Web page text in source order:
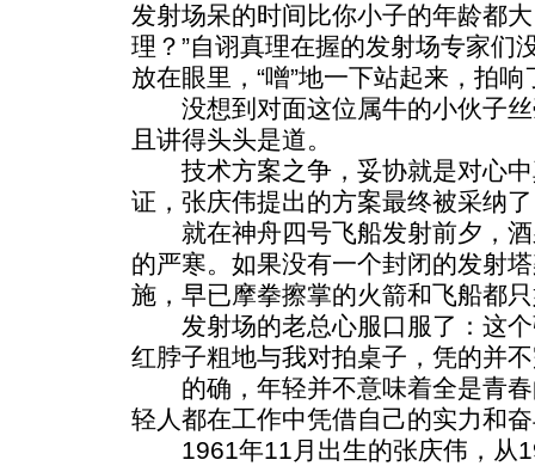
发射场呆的时间比你小子的年龄都
理？”自诩真理在握的发射场专家们
放在眼里，“噌”地一下站起来，拍响
没想到对面这位属牛的小伙子丝
且讲得头头是道。
技术方案之争，妥协就是对心中
证，张庆伟提出的方案最终被采纳
就在神舟四号飞船发射前夕，酒
的严寒。如果没有一个封闭的发射
施，早已摩拳擦掌的火箭和飞船都
发射场的老总心服口服了：这个
红脖子粗地与我对拍桌子，凭的并
的确，年轻并不意味着全是青春
轻人都在工作中凭借自己的实力和
1961年11月出生的张庆伟，从